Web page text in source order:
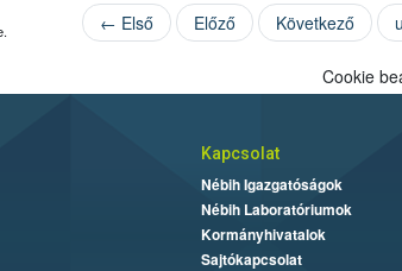
← Első Előző Következő
Cookie
Kapcsolat
Nébih Igazgatóságok
Nébih Laboratóriumok
Kormányhivatalok
Sajtókapcsolat